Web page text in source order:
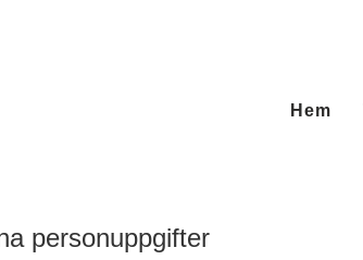
Hem
personuppgifter